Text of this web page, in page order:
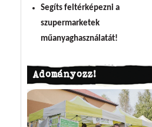
Segíts feltérképezni a
szupermarketek
műanyaghasználatát!
Adományozz!